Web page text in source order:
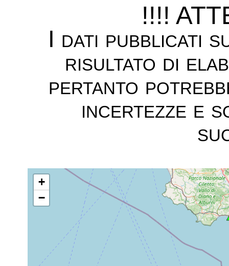
!!!!
I dati pubblicati
risultato di
pertanto
incertezze e
+
−